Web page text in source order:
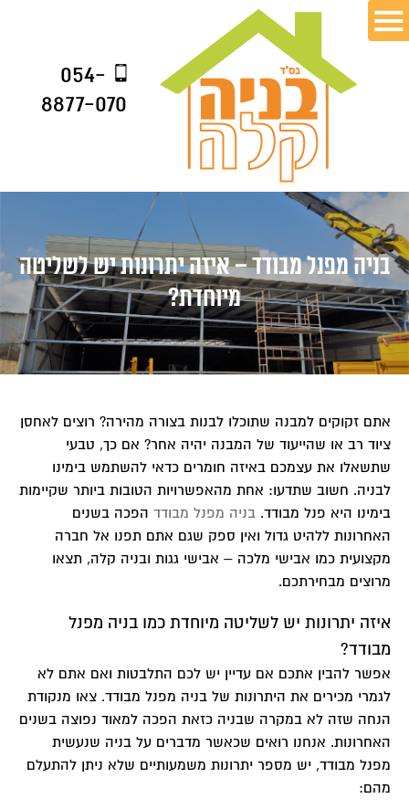
054-
8877-070
בניה מפנל מבודד – איזה יתרונות יש לשליטה
מיוחדת?
אתם זקוקים למבנה שתוכלו לבנות בצורה מהירה? רוצים לאחסן
ציוד רב או שהייעוד של המבנה יהיה אחר? אם כך, טבעי
שתשאלו את עצמכם באיזה חומרים כדאי להשתמש בימינו
לבניה. חשוב שתדעו: אחת מהאפשרויות הטובות ביותר שקיימות
בימינו היא פנל מבודד. בניה מפנל מבודד הפכה בשנים
האחרונות ללהיט גדול ואין ספק שגם אתם תפנו אל חברה
מקצועית כמו אבישי מלכה – אבישי גגות ובניה קלה, תצאו
מרוצים מבחירתכם.
איזה יתרונות יש לשליטה מיוחדת כמו בניה מפנל
מבודד?
אפשר להבין אתכם אם עדיין יש לכם התלבטות ואם אתם לא
לגמרי מכירים את היתרונות של בניה מפנל מבודד. צאו מנקודת
הנחה שזה לא במקרה שבניה כזאת הפכה למאוד נפוצה בשנים
האחרונות. אנחנו רואים שכאשר מדברים על בניה שנעשית
מפנל מבודד, יש מספר יתרונות משמעותיים שלא ניתן להתעלם
מהם: